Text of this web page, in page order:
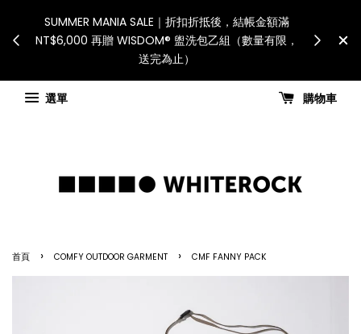
暫停配送。 如遇假日、天災或其
出貨安排可能調整，敬請見諒
International Shipping: Recipient
for all customs duties and taxes.
國進口關稅與稅費須由收件人自
選單
購物車
首頁 › COMFY OUTDOOR GARMENT › CMF FANNY PACK